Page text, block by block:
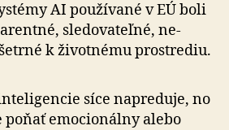
AI používané v EÚ boli
sle­do­va­teľné, ne­
k ži­vot­nému prostrediu.
síce napreduje, no
poňať emocionálny alebo